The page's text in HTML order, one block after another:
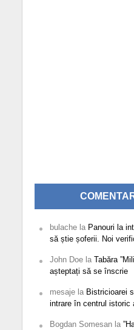
bulachela Panouri la
să știe șoferii. Noi
John Doela Tabăra
așteptați să se înscrie
mesajela Bistricioarei
intrare în centrul istoric
Bogdan Somesanla